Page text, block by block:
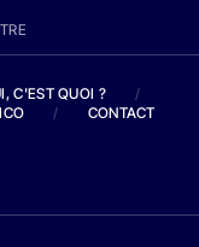
C'EST QUOI ?
/
/ CONTACT